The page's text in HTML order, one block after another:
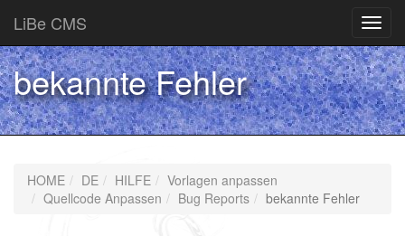
LiBe CMS
bekannte Fehler
HOME DE HILFE
Vorlagen anpassen
Quellcode Anpassen
Bug Reports bekannte Fehler